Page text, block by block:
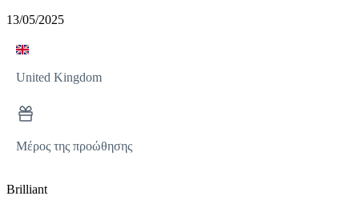
13/05/2025
United Kingdom
Μέρος της προώθησης
Brilliant